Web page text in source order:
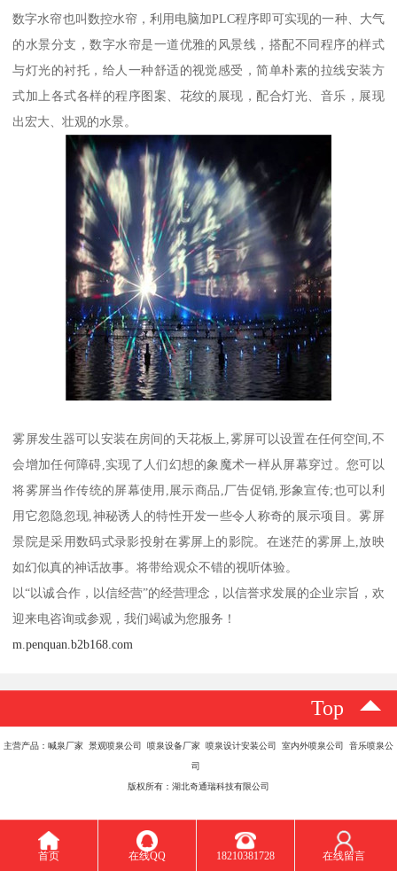
数字水帘也叫数控水帘，利用电脑加PLC程序即可实现的一种、大气
的水景分支，数字水帘是一道优雅的风景线，搭配不同程序的样式
与灯光的衬托，给人一种舒适的视觉感受，简单朴素的拉线安装方
式加上各式各样的程序图案、花纹的展现，配合灯光、音乐，展现
出宏大、壮观的水景。
雾屏发生器可以安装在房间的天花板上,雾屏可以设置在任何空间,不
会增加任何障碍,实现了人们幻想的象魔术一样从屏幕穿过。您可以
将雾屏当作传统的屏幕使用,展示商品,厂告促销,形象宣传;也可以利
用它忽隐忽现,神秘诱人的特性开发一些令人称奇的展示项目。雾屏
景院是采用数码式录影投射在雾屏上的影院。在迷茫的雾屏上,放映
如幻似真的神话故事。将带给观众不错的视听体验。
以“以诚合作，以信经营”的经营理念，以信誉求发展的企业宗旨，欢
迎来电咨询或参观，我们竭诚为您服务！
m.penquan.b2b168.com
Top
主营产品：喊泉厂家 景观喷泉公司 喷泉设备厂家 喷泉设计安装公司 室内外喷泉公司 音乐喷泉公
司
版权所有：湖北奇通瑞科技有限公司
首页 在线QQ 18210381728 在线留言